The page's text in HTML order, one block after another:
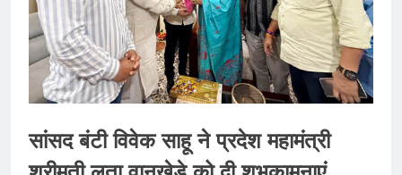
सांसद बंटी विवेक साहू ने प्रदेश महामंत्री